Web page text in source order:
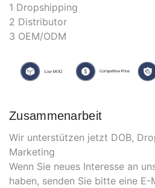
1 Dropshipping
2 Distributor
3 OEM/ODM
Zusammenarbeit
Wir unterstützen jetzt DOB,
Marketing
Wenn Sie neues Interesse an
haben, senden Sie bitte eine E-